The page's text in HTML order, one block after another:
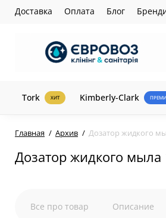
Доставка Оплата Блог
Tork ХИТ Kimberly-Clark
Главная Архив Дозатор жидкого
Дозатор жидкого
Все про товар Описание